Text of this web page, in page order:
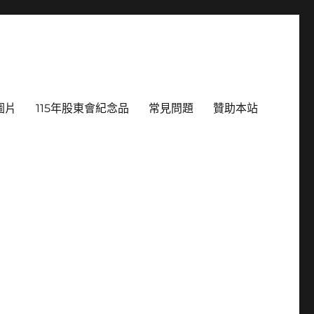
片 115年股東會紀念品 常見問題 贊助本站